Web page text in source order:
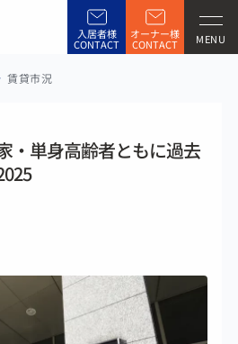
入居者様
CONTACT
オーナー様
CONTACT MENU
賃貸市況
・単身高齢者ともに過去